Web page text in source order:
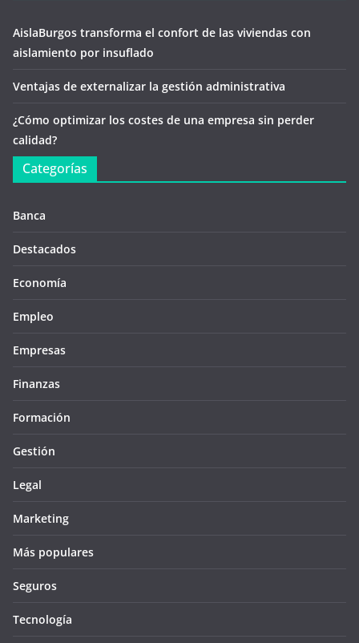
AislaBurgos transforma el confort de las viviendas con
aislamiento por insuflado
Ventajas de externalizar la gestión administrativa
¿Cómo optimizar los costes de una empresa sin perder
calidad?
Categorías
Banca
Destacados
Economía
Empleo
Empresas
Finanzas
Formación
Gestión
Legal
Marketing
Más populares
Seguros
Tecnología